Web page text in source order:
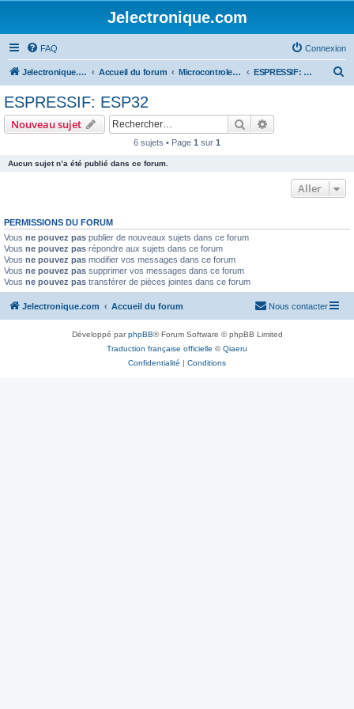
Jelectronique.com
FAQ Connexion
Jelectronique.com Accueil du forum Microcontroleurs ESPRESSIF: ESP32
ESPRESSIF: ESP32
Nouveau sujet Rechercher
6 sujets • Page 1 sur 1
Aucun sujet n’a été publié dans ce forum.
Aller
PERMISSIONS DU FORUM
Vous ne pouvez pas publier de nouveaux sujets dans ce forum
Vous ne pouvez pas répondre aux sujets dans ce forum
Vous ne pouvez pas modifier vos messages dans ce forum
Vous ne pouvez pas supprimer vos messages dans ce forum
Vous ne pouvez pas transférer de pièces jointes dans ce forum
Jelectronique.com Accueil du forum Nous contacter
Développé parphpBB® Forum Software © phpBB Limited
Traduction française officielle ©Qiaeru
Confidentialité | Conditions